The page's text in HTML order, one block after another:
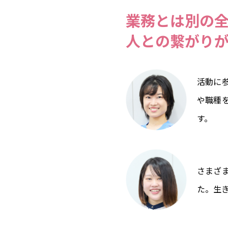
業務とは別の
人との繋がり
活動に
や職種
す。
さまざ
た。生